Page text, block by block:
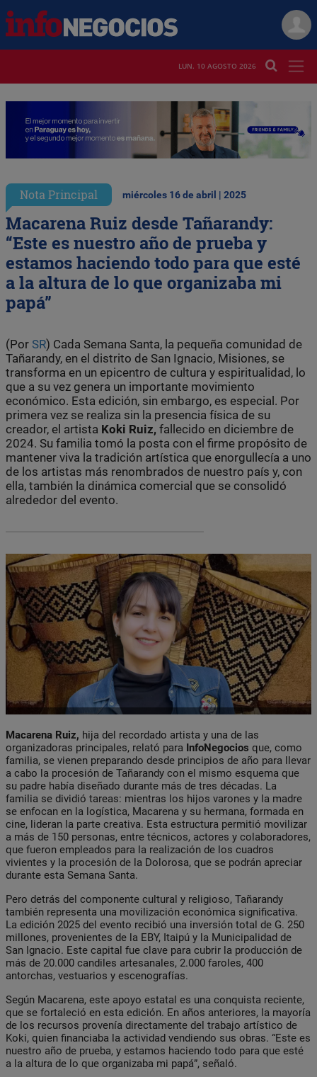
LUN. 10 AGOSTO 2026
Nota Principal miércoles 16 de abril | 2025
Macarena Ruiz desde Tañarandy:
“Este es nuestro año de prueba y
estamos haciendo todo para que esté
a la altura de lo que organizaba mi
papá”
(Por SR) Cada Semana Santa, la pequeña comunidad de
Tañarandy, en el distrito de San Ignacio, Misiones, se
transforma en un epicentro de cultura y espiritualidad, lo
que a su vez genera un importante movimiento
económico. Esta edición, sin embargo, es especial. Por
primera vez se realiza sin la presencia física de su
creador, el artista Koki Ruiz, fallecido en diciembre de
2024. Su familia tomó la posta con el firme propósito de
mantener viva la tradición artística que enorgullecía a uno
de los artistas más renombrados de nuestro país y, con
ella, también la dinámica comercial que se consolidó
alrededor del evento.
Macarena Ruiz, hija del recordado artista y una de las
organizadoras principales, relató para InfoNegocios que, como
familia, se vienen preparando desde principios de año para llevar
a cabo la procesión de Tañarandy con el mismo esquema que
su padre había diseñado durante más de tres décadas. La
familia se dividió tareas: mientras los hijos varones y la madre
se enfocan en la logística, Macarena y su hermana, formada en
cine, lideran la parte creativa. Esta estructura permitió movilizar
a más de 150 personas, entre técnicos, actores y colaboradores,
que fueron empleados para la realización de los cuadros
vivientes y la procesión de la Dolorosa, que se podrán apreciar
durante esta Semana Santa.
Pero detrás del componente cultural y religioso, Tañarandy
también representa una movilización económica significativa.
La edición 2025 del evento recibió una inversión total de G. 250
millones, provenientes de la EBY, Itaipú y la Municipalidad de
San Ignacio. Este capital fue clave para cubrir la producción de
más de 20.000 candiles artesanales, 2.000 faroles, 400
antorchas, vestuarios y escenografías.
Según Macarena, este apoyo estatal es una conquista reciente,
que se fortaleció en esta edición. En años anteriores, la mayoría
de los recursos provenía directamente del trabajo artístico de
Koki, quien financiaba la actividad vendiendo sus obras. “Este es
nuestro año de prueba, y estamos haciendo todo para que esté
a la altura de lo que organizaba mi papá”, señaló.